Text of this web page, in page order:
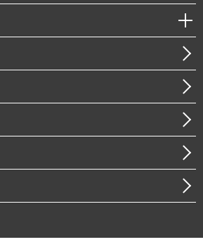
コンプライアンス）・防災（政策）
ーツ・スマートシティ
システム
）